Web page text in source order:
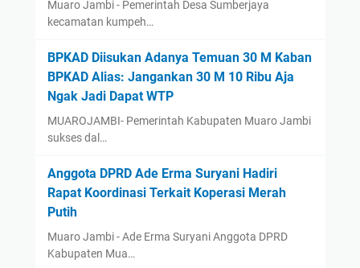
Muaro Jambi - Pemerintah Desa Sumberjaya
kecamatan kumpeh…
BPKAD Diisukan Adanya Temuan 30 M Kaban
BPKAD Alias: Jangankan 30 M 10 Ribu Aja
Ngak Jadi Dapat WTP ‎
‎MUAROJAMBI- Pemerintah Kabupaten Muaro Jambi
sukses dal…
Anggota DPRD Ade Erma Suryani Hadiri
Rapat Koordinasi Terkait Koperasi Merah
Putih
Muaro Jambi - Ade Erma Suryani Anggota DPRD
Kabupaten Mua…